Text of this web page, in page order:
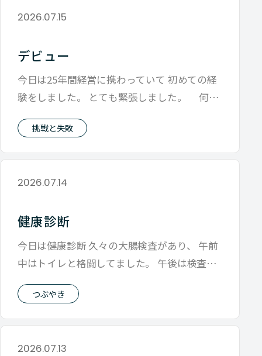
2026.07.15
デビュー
今日は25年間経営に携わっていて 初めての経
験をしました。 とても緊張しました。 何事
挑戦と失敗
2026.07.14
健康診断
今日は健康診断 久々の大腸検査があり、 午前
中はトイレと格闘してました。 午後は検査本
つぶやき
2026.07.13